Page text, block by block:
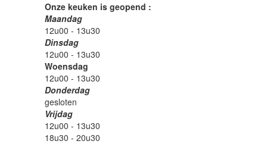
Onze keuken is geopend :
Maandag
12u00 - 13u30
Dinsdag
12u00 - 13u30
Woensdag
12u00 - 13u30
Donderdag
gesloten
Vrijdag
12u00 - 13u30
18u30 - 20u30